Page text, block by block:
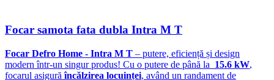
Focar samota fata dubla Intra M T
Focar Defro Home - Intra M T – putere, eficiență și design
modern într-un singur produs! Cu o putere de până la 15.6 kW,
focarul asigurăîncălzirea locuinței, având un randament de